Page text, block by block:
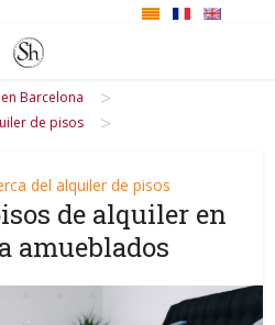
Barcelona >
de pisos >
del alquiler de pisos
de alquiler en
amueblados